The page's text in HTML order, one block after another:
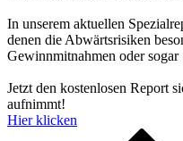
In unserem aktuellen
denen die Abwärtsrisiken
Gewinnmitnahmen oder
Jetzt den kostenlosen Report
aufnimmt!
Hier klicken